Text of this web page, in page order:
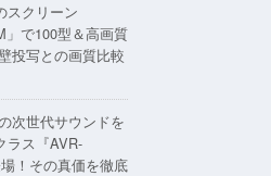
スクリーン
」で100型＆高画質
投写との画質比較
次世代サウンドを
ラス『AVR-
！その真価を徹底